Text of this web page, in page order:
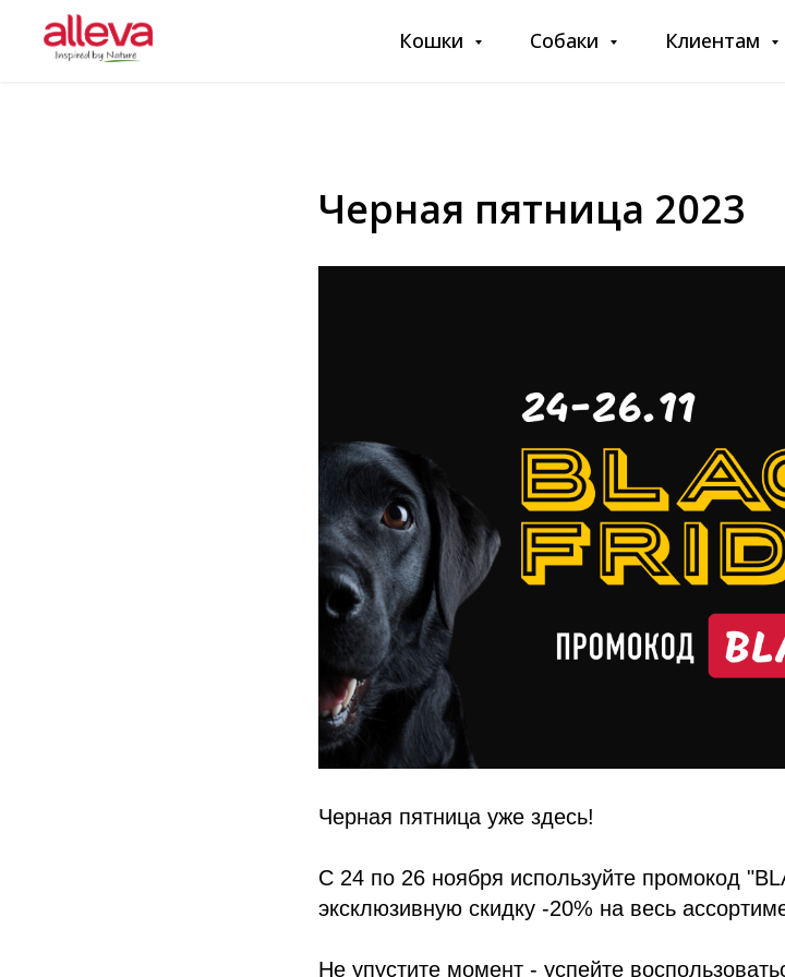
Кошки Собаки Клиентам
Черная пятница 2023
Черная пятница уже здесь!
С 24 по 26 ноября используйте промокод
эксклюзивную скидку -20% на весь
Не упустите момент - успейте